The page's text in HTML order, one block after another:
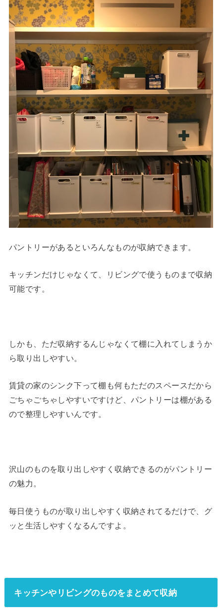
パントリーがあるといろんなものが収納できます。
キッチンだけじゃなくて、リビングで使うものまで収納
可能です。
しかも、ただ収納するんじゃなくて棚に入れてしまうか
ら取り出しやすい。
賃貸の家のシンク下って棚も何もただのスペースだから
ごちゃごちゃしやすいですけど、パントリーは棚がある
ので整理しやすいんです。
沢山のものを取り出しやすく収納できるのがパントリー
の魅力。
毎日使うものが取り出しやすく収納されてるだけで、グ
ッと生活しやすくなるんですよ。
キッチンやリビングのものをまとめて収納